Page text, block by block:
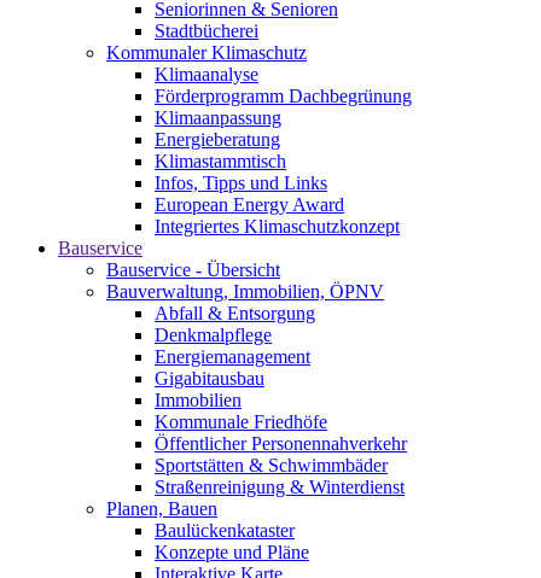
Seniorinnen & Senioren
Stadtbücherei
Kommunaler Klimaschutz
Klimaanalyse
Förderprogramm Dachbegrünung
Klimaanpassung
Energieberatung
Klimastammtisch
Infos, Tipps und Links
European Energy Award
Integriertes Klimaschutzkonzept
Bauservice
Bauservice - Übersicht
Bauverwaltung, Immobilien, ÖPNV
Abfall & Entsorgung
Denkmalpflege
Energiemanagement
Gigabitausbau
Immobilien
Kommunale Friedhöfe
Öffentlicher Personennahverkehr
Sportstätten & Schwimmbäder
Straßenreinigung & Winterdienst
Planen, Bauen
Baulückenkataster
Konzepte und Pläne
Interaktive Karte